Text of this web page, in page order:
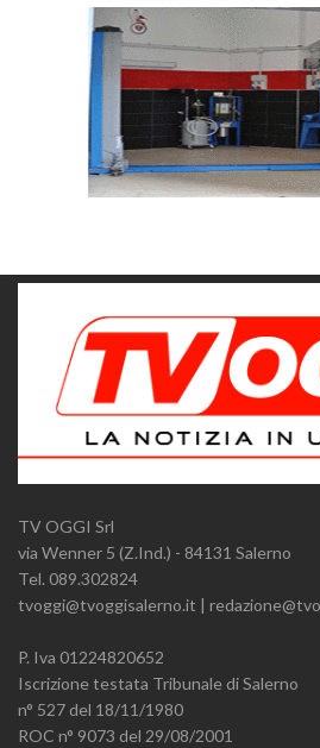
TV OGGI Srl
via Wenner 5 (Z.Ind.) - 84131 Salerno
Tel. 089.302824
tvoggi@tvoggisalerno.it |
P. Iva 01224820652
Iscrizione testata Tribunale di Salerno
n° 527 del 18/11/1980
ROC n° 9073 del 29/08/2001